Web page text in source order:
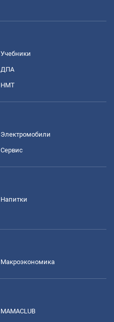
Учебники
ДПА
НМТ
Электромобили
Сервис
Напитки
Mакроэкономика
MAMACLUB